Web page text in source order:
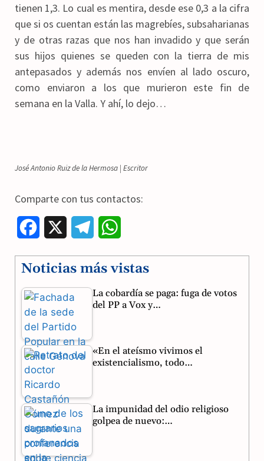
tienen 1,3. Lo cual es mentira, desde ese 0,3 a la cifra
que si os cuentan están las magrebíes, subsaharianas
y de otras razas que nos han invadido y que serán
sus hijos quienes se queden con la tierra de mis
antepasados y además nos envíen al lado oscuro,
como enviaron a los que murieron este fin de
semana en la Valla. Y ahí, lo dejo…
José Antonio Ruiz de la Hermosa | Escritor
Comparte con tus contactos:
c
e
b
o
o
k
l
e
a
a
t
p
Noticias más vistas
La cobardía se paga: fuga de votos
del PP a Vox y…
«En el ateísmo vivimos el
existencialismo, todo…
La impunidad del odio religioso
golpea de nuevo:…